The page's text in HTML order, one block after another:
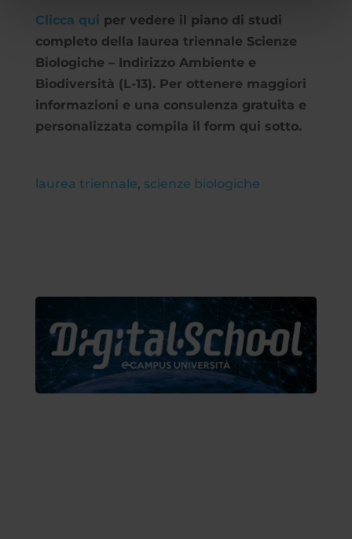
Clicca qui per vedere il piano di studi
completo della laurea triennale Scienze
Biologiche – Indirizzo Ambiente e
Biodiversità (L-13). Per ottenere maggiori
informazioni e una consulenza gratuita e
personalizzata compila il form qui sotto.
laurea triennale, scienze biologiche